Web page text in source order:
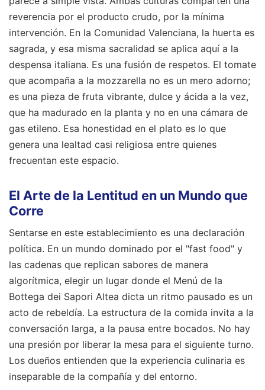
reverencia por el producto crudo, por la mínima
intervención. En la Comunidad Valenciana, la huerta es
sagrada, y esa misma sacralidad se aplica aquí a la
despensa italiana. Es una fusión de respetos. El tomate
que acompaña a la mozzarella no es un mero adorno;
es una pieza de fruta vibrante, dulce y ácida a la vez,
que ha madurado en la planta y no en una cámara de
gas etileno. Esa honestidad en el plato es lo que
genera una lealtad casi religiosa entre quienes
frecuentan este espacio.
El Arte de la Lentitud en un Mundo que
Corre
Sentarse en este establecimiento es una declaración
política. En un mundo dominado por el "fast food" y
las cadenas que replican sabores de manera
algorítmica, elegir un lugar donde el Menú de la
Bottega dei Sapori Altea dicta un ritmo pausado es un
acto de rebeldía. La estructura de la comida invita a la
conversación larga, a la pausa entre bocados. No hay
una presión por liberar la mesa para el siguiente turno.
Los dueños entienden que la experiencia culinaria es
inseparable de la compañía y del entorno.